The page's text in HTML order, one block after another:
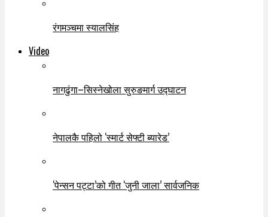
रंगमञ्चमा स्यालसिंह
Video
नागढुंगा–सिस्नेखोला सुरुङमार्ग उद्घाटन
नेपालकै पहिलो ‘स्मार्ट सेफ्टी ब्यारेड’
‘पेन्सन पट्टा’को गीत ‘जुनी जाला’ सार्वजनिक